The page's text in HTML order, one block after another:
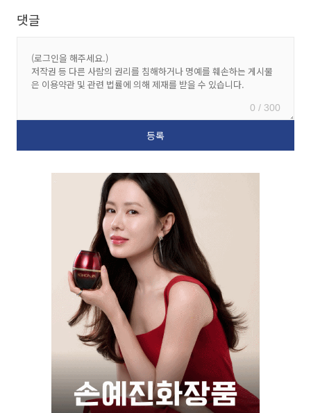
댓글
0 / 300